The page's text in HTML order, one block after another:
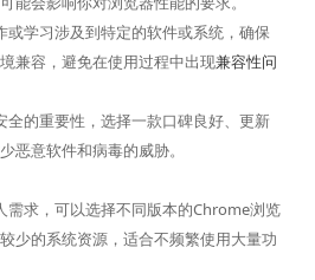
或学习涉及到特定的软件或系统，确保
兼容，避免在使用过程中出现兼容性问
全的重要性，选择一款口碑良好、更新
恶意软件和病毒的威胁。
需求，可以选择不同版本的Chrome浏览
少的系统资源，适合不频繁使用大量功